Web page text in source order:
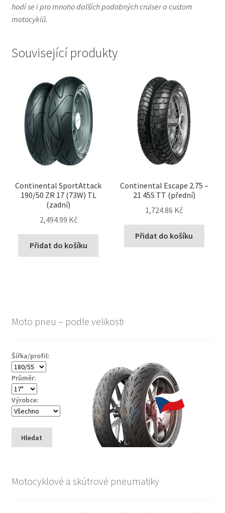
hodí se i pro mnoho dalších podobných cruiser a custom
motocyklů.
Související produkty
Continental SportAttack
190/50 ZR 17 (73W) TL
(zadní)
2,494.99 Kč
Přidat do košíku
Continental Escape 2.75 –
21 45S TT (přední)
1,724.86 Kč
Přidat do košíku
Moto pneu – podle velikosti
Šířka/profil:
Průměr:
Výrobce:
Hledat
Motocyklové a skútrové pneumatiky